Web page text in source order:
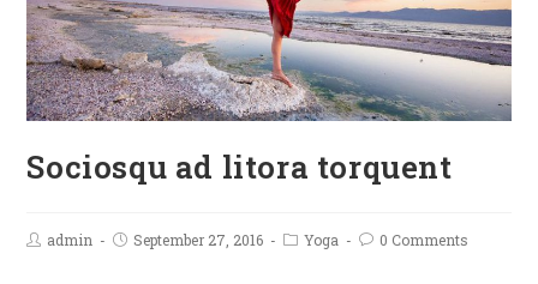
Sociosqu ad litora torquent
admin September 27, 2016 Yoga 0 Comments